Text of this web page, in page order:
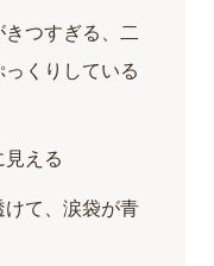
つすぎる、二
くりしている
える
て、涙袋が青